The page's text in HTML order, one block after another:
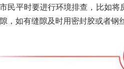
民平时要进行环境排查，比如
，如有缝隙及时用密封胶或者钢